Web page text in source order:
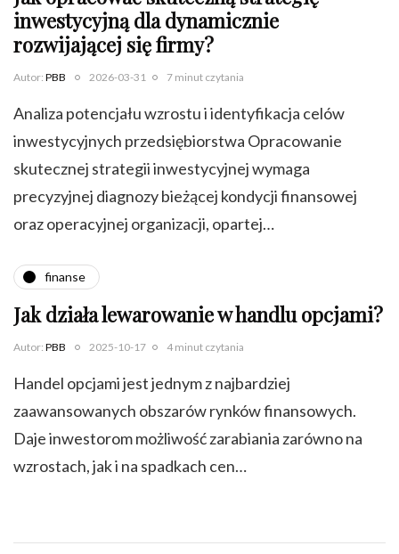
inwestycyjną dla dynamicznie
rozwijającej się firmy?
Autor: PBB 2026-03-31 7 minut czytania
Analiza potencjału wzrostu i identyfikacja celów
inwestycyjnych przedsiębiorstwa Opracowanie
skutecznej strategii inwestycyjnej wymaga
precyzyjnej diagnozy bieżącej kondycji finansowej
oraz operacyjnej organizacji, opartej…
finanse
Jak działa lewarowanie w handlu opcjami?
Autor: PBB 2025-10-17 4 minut czytania
Handel opcjami jest jednym z najbardziej
zaawansowanych obszarów rynków finansowych.
Daje inwestorom możliwość zarabiania zarówno na
wzrostach, jak i na spadkach cen…